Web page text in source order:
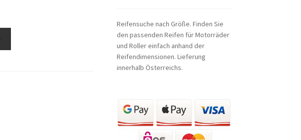
Reifensuche nach Größe. Finden Sie
den passenden Reifen für Motorräder
und Roller einfach anhand der
Reifendimensionen. Lieferung
innerhalb Österreichs.